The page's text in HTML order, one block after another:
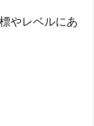
やレベルにあ